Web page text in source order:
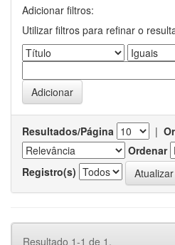
Adicionar filtros:
Utilizar filtros para refinar o
Resultados/Página |
Ordenar
Registro(s)
Resultado 1-1 de 1.